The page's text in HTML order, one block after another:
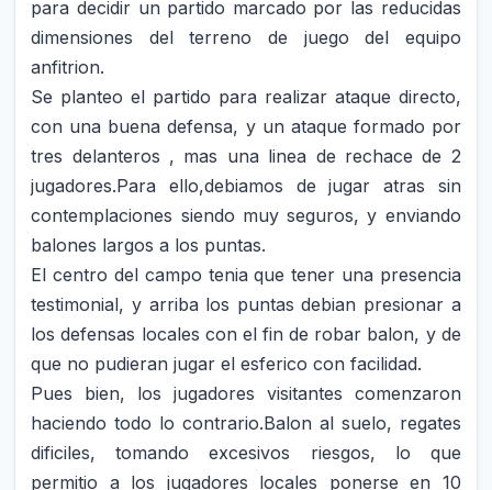
para decidir un partido marcado por las reducidas
dimensiones del terreno de juego del equipo
anfitrion.
Se planteo el partido para realizar ataque directo,
con una buena defensa, y un ataque formado por
tres delanteros , mas una linea de rechace de 2
jugadores.Para ello,debiamos de jugar atras sin
contemplaciones siendo muy seguros, y enviando
balones largos a los puntas.
El centro del campo tenia que tener una presencia
testimonial, y arriba los puntas debian presionar a
los defensas locales con el fin de robar balon, y de
que no pudieran jugar el esferico con facilidad.
Pues bien, los jugadores visitantes comenzaron
haciendo todo lo contrario.Balon al suelo, regates
dificiles, tomando excesivos riesgos, lo que
permitio a los jugadores locales ponerse en 10